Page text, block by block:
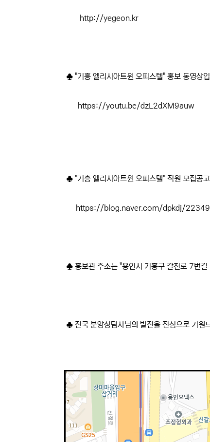
http://yegeon.kr
♣ "기흥 엘리시아트윈 오피스텔" 홍보 동영상
https://youtu.be/dzL2dXM9auw
♣ "기흥 엘리시아트윈 오피스텔" 직원 모집공
https://blog.naver.com/dpkdj/
♣ 홍보관 주소는 "용인시 기흥구 갈천로 7번
♣ 전국 분양상담사님의 발전을 진심으로 기원